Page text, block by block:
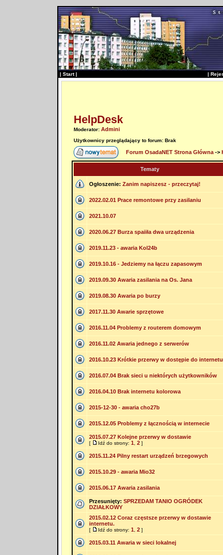
| Start| |
HelpDesk
Moderator: Admini
Użytkownicy przeglądający to forum: Brak
Forum OsadaNET Strona Główna->
Tematy
Ogłoszenie: Zanim napiszesz - przeczytaj!
2022.02.01 Prace remontowe przy zasilaniu
2021.10.07
2020.06.27 Burza spaiiła dwa urządzenia
2019.11.23 - awaria Kol24b
2019.10.16 - Jedziemy na łączu zapasowym
2019.09.30 Awaria zasilania na Os. Jana
2019.08.30 Awaria po burzy
2017.11.30 Awarie sprzętowe
2016.11.04 Problemy z routerem domowym
2016.11.02 Awaria jednego z serwerów
2016.10.23 Krótkie przerwy w dostępie do internetu
2016.07.04 Brak sieci u niektórych użytkowników
2016.04.10 Brak internetu kolorowa
2015-12-30 - awaria cho27b
2015.12.05 Problemy z łącznością w internecie
2015.07.27 Kolejne przerwy w dostawie
[ Idź do strony: 1, 2]
2015.11.24 Pilny restart urządzeń brzegowych
2015.10.29 - awaria Mio32
2015.06.17 Awaria zasilania
Przesunięty: SPRZEDAM TANIO OGRÓDEK
DZIAŁKOWY
2015.02.12 Coraz częstsze przerwy w dostawie
internetu.
[ Idź do strony: 1, 2]
2015.03.11 Awaria w sieci lokalnej